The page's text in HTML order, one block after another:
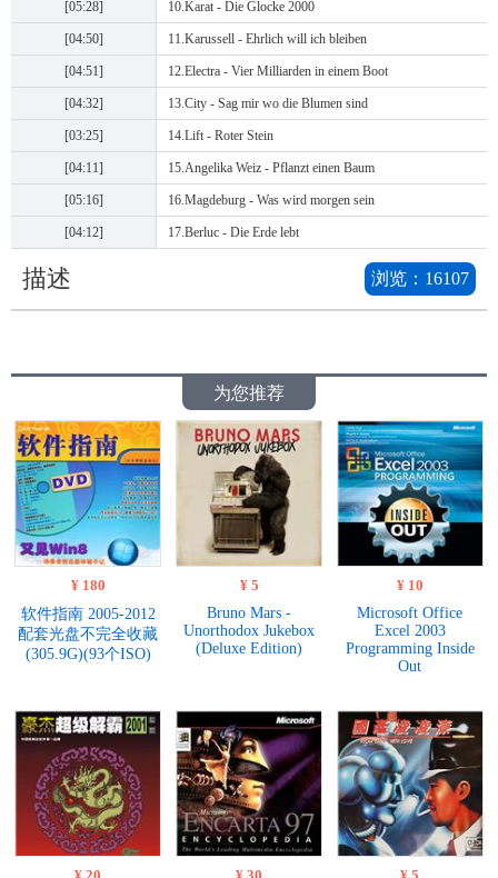
[05:28] 10.Karat - Die Glocke 2000
[04:50] 11.Karussell - Ehrlich will ich bleiben
[04:51] 12.Electra - Vier Milliarden in einem Boot
[04:32] 13.City - Sag mir wo die Blumen sind
[03:25] 14.Lift - Roter Stein
[04:11] 15.Angelika Weiz - Pflanzt einen Baum
[05:16] 16.Magdeburg - Was wird morgen sein
[04:12] 17.Berluc - Die Erde lebt
描述 浏览： 16107
为您推荐
¥ 180
软件指南 2005-2012
配套光盘不完全收藏
(305.9G)(93个ISO)
¥ 5
Bruno Mars -
Unorthodox Jukebox
(Deluxe Edition)
¥ 10
Microsoft Office
Excel 2003
Programming Inside
Out